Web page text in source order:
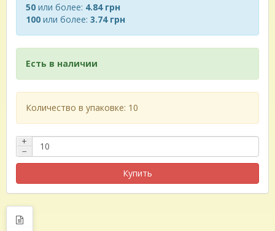
50 или более: 4.84 грн
100 или более: 3.74 грн
Есть в наличии
Количество в упаковке: 10
+
−
Купить